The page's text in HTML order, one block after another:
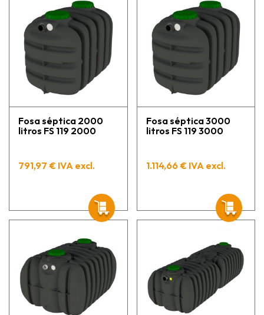
Fosa séptica 2000
litros FS 119 2000
791,97 € IVA excl.
Fosa séptica 3000
litros FS 119 3000
1.114,66 € IVA excl.